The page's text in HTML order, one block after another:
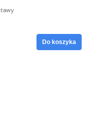
Do koszyka